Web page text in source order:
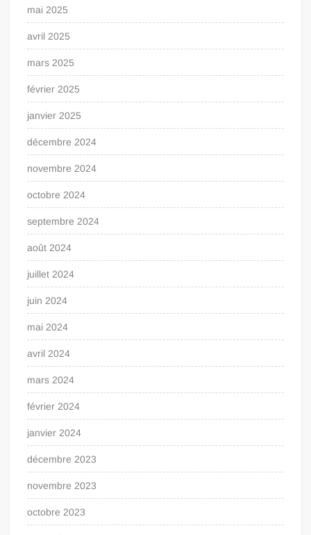
mai 2025
avril 2025
mars 2025
février 2025
janvier 2025
décembre 2024
novembre 2024
octobre 2024
septembre 2024
août 2024
juillet 2024
juin 2024
mai 2024
avril 2024
mars 2024
février 2024
janvier 2024
décembre 2023
novembre 2023
octobre 2023